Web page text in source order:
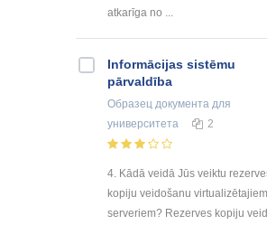
atkarīga no ...
Informācijas sistēmu
pārvaldība
Образец документа для
университета
2
4. Kādā veidā Jūs veiktu
kopiju veidošanu virtualizētajiem
serveriem? Rezerves kopiju